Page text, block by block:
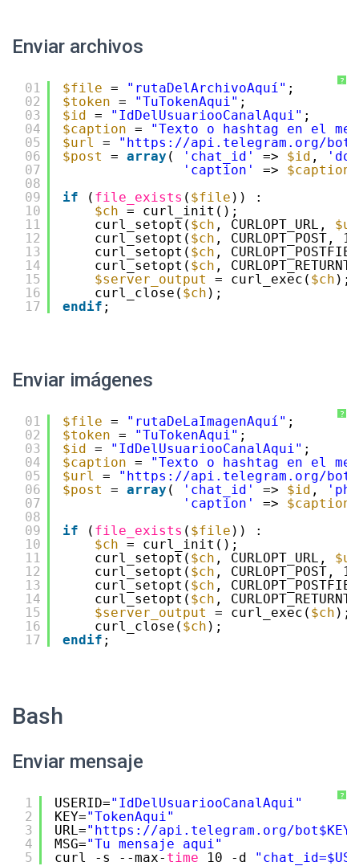
Enviar archivos
?
01
02
03
04
05
06
07
08
09
10
11
12
13
14
15
16
17
$file = "rutaDelArchivoAquí" ;
$token = "TuTokenAqui" ;
$id = "IdDelUsuariooCanalAqui" ;
$caption =
"Texto o hashtag en el
$url
= " https://api.telegram.org/bot
$post
= array ( 'chat_id' => $id ,
'caption'
=> $caption
if
( file_exists ( $file )) :
$ch = curl_init();
curl_setopt( $ch , CURLOPT_URL,
curl_setopt( $ch , CURLOPT_POST,
curl_setopt( $ch ,
curl_setopt( $ch ,
$server_output
= curl_exec( $ch );
curl_close( $ch );
endif ;
Enviar imágenes
?
01
02
03
04
05
06
07
08
09
10
11
12
13
14
15
16
17
$file = "rutaDeLaImagenAquí" ;
$token = "TuTokenAqui" ;
$id = "IdDelUsuariooCanalAqui" ;
$caption =
"Texto o hashtag en el
$url
= " https://api.telegram.org/bot
$post
= array ( 'chat_id' => $id ,
'caption'
=> $caption
if
( file_exists ( $file )) :
$ch = curl_init();
curl_setopt( $ch , CURLOPT_URL,
curl_setopt( $ch , CURLOPT_POST,
curl_setopt( $ch ,
curl_setopt( $ch ,
$server_output
= curl_exec( $ch );
curl_close( $ch );
endif ;
Bash
Enviar mensaje
?
1
2
3
4
5
USERID="IdDelUsuariooCanalAqui"
KEY="TokenAqui"
URL=" https://api.telegram.org/bot
MSG="Tu mensaje aqui"
curl -s --max- time 10 -d